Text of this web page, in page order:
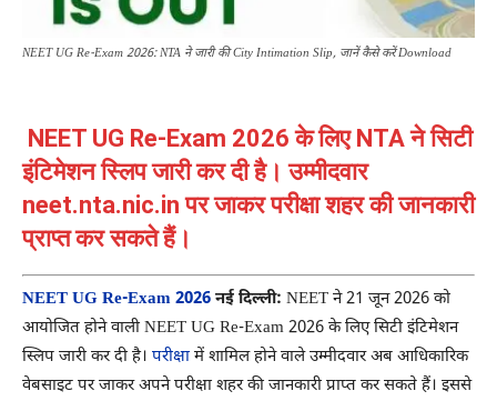
NEET UG Re-Exam 2026: NTA ने जारी की City Intimation Slip, जानें कैसे करें Download
NEET UG Re-Exam 2026 के लिए NTA ने सिटी
इंटिमेशन स्लिप जारी कर दी है। उम्मीदवार
neet.nta.nic.in पर जाकर परीक्षा शहर की जानकारी
प्राप्त कर सकते हैं।
NEET UG Re-Exam 2026 नई दिल्ली: NEET ने 21 जून 2026 को
आयोजित होने वाली NEET UG Re-Exam 2026 के लिए सिटी इंटिमेशन
स्लिप जारी कर दी है। परीक्षामें शामिल होने वाले उम्मीदवार अब आधिकारिक
वेबसाइट पर जाकर अपने परीक्षा शहर की जानकारी प्राप्त कर सकते हैं। इससे